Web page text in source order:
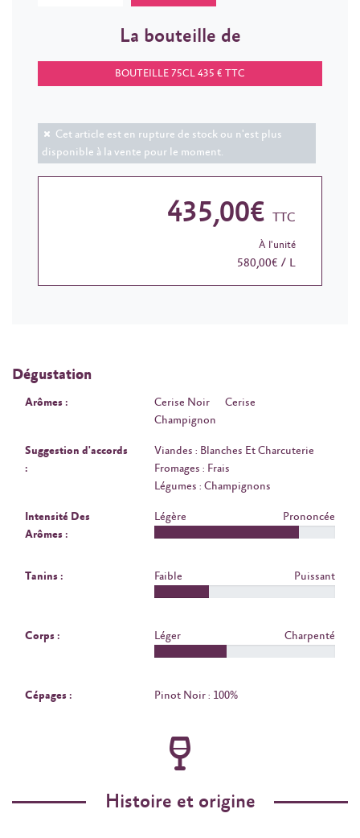
La bouteille de
BOUTEILLE 75CL 435 € TTC
Cet article est en rupture de stock ou n'est plus
disponible à la vente pour le moment.
435,00€ TTC
À l'unité
580,00€ / L
Dégustation
Arômes : Cerise Noir
Cerise
Champignon
Suggestion d'accords
:
Viandes : Blanches Et Charcuterie
Fromages : Frais
Légumes : Champignons
Intensité Des
Arômes :
Légère Prononcée
Tanins : Faible Puissant
Corps : Léger Charpenté
Cépages : Pinot Noir : 100%
Histoire et origine